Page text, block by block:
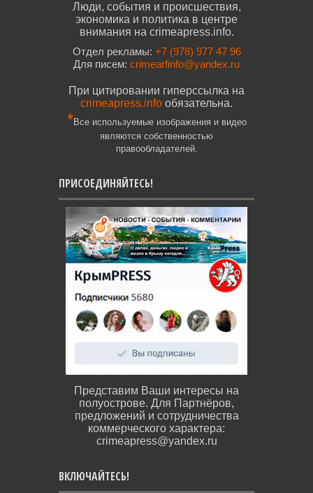
Люди, события и происшествия,
экономика и политика в центре
внимания на crimeapress.info.
Отдел рекламы: +7 (978) 977 47 96
Для писем: crimearfinfo@yandex.ru
При цитировании гиперссылка на
crimeapress.info обязательна.
*Все используемые изображения и видео
являются собственностью
правообладателей.
ПРИСОЕДИНЯЙТЕСЬ!
Представим Ваши интересы на
полуострове. Для Партнёров,
предложений и сотрудничества
коммерческого характера:
crimeapress@yandex.ru
ВКЛЮЧАЙТЕСЬ!